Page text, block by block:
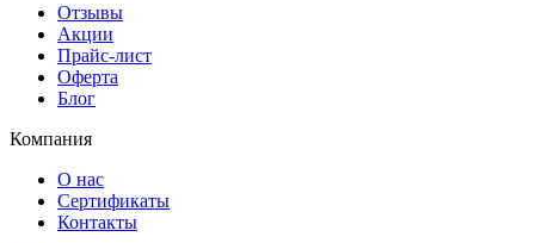
Отзывы
Акции
Прайс-лист
Оферта
Блог
Компания
О нас
Сертификаты
Контакты